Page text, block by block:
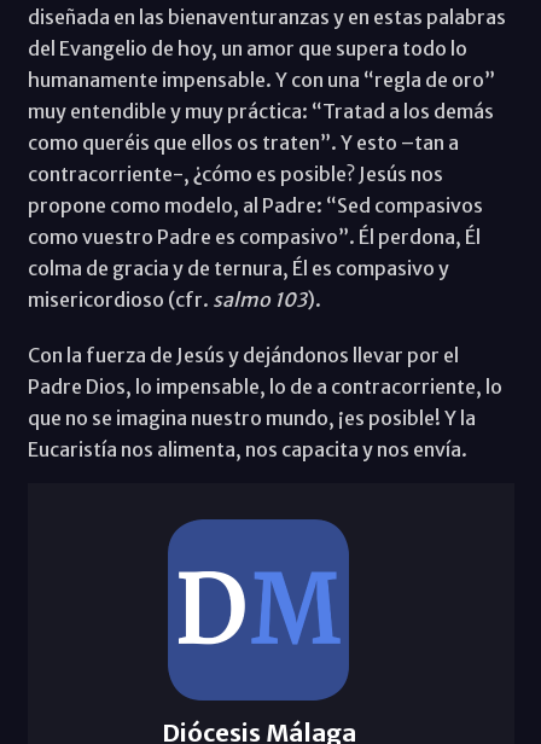
diseñada en las bienaventuranzas y en estas palabras
del Evangelio de hoy, un amor que supera todo lo
humanamente impensable. Y con una “regla de oro”
muy entendible y muy práctica: “Tratad a los demás
como queréis que ellos os traten”. Y esto –tan a
contracorriente-, ¿cómo es posible? Jesús nos
propone como modelo, al Padre: “Sed compasivos
como vuestro Padre es compasivo”. Él perdona, Él
colma de gracia y de ternura, Él es compasivo y
misericordioso (cfr. salmo 103).
Con la fuerza de Jesús y dejándonos llevar por el
Padre Dios, lo impensable, lo de a contracorriente, lo
que no se imagina nuestro mundo, ¡es posible! Y la
Eucaristía nos alimenta, nos capacita y nos envía.
Diócesis Málaga